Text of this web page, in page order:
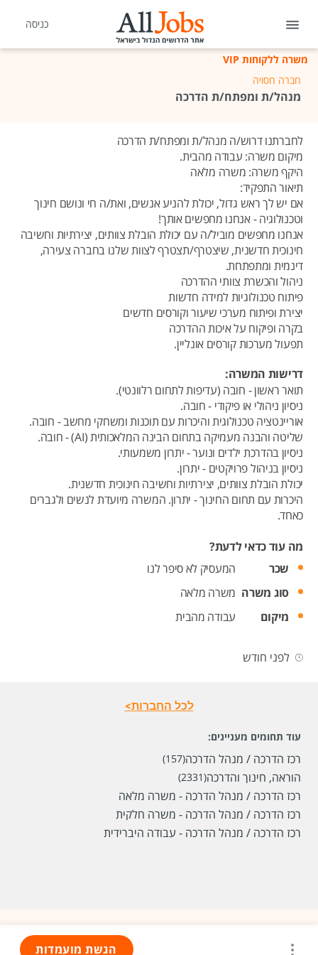
כניסה
משרה ללקוחות VIP
חברה חסויה
מנהל/ת ומפתח/ת הדרכה
לחברתנו דרוש/ה מנהל/ת ומפתח/ת הדרכה
מיקום משרה: עבודה מהבית.
היקף משרה: משרה מלאה
תיאור התפקיד:
אם יש לך ראש גדול, יכולת להניע אנשים, ואת/ה חי ונושם חינוך
וטכנולוגיה - אנחנו מחפשים אותך!
אנחנו מחפשים מוביל/ה עם יכולת הובלת צוותים, יצירתיות וחשיבה
חינוכית חדשנית, שיצטרף/תצטרף לצוות שלנו בחברה צעירה,
דינמית ומתפתחת.
ניהול והכשרת צוותי ההדרכה
פיתוח טכנולוגיות למידה חדשות
יצירת ופיתוח מערכי שיעור וקורסים חדשים
בקרה ופיקוח על איכות ההדרכה
תפעול מערכות קורסים אונליין.
דרישות המשרה:
תואר ראשון - חובה (עדיפות לתחום רלוונטי).
ניסיון ניהולי או פיקודי - חובה.
אוריינטציה טכנולוגית והיכרות עם תוכנות ומשחקי מחשב - חובה.
שליטה והבנה מעמיקה בתחום הבינה המלאכותית (AI) - חובה.
ניסיון בהדרכת ילדים ונוער - יתרון משמעותי.
ניסיון בניהול פרויקטים - יתרון.
יכולת הובלת צוותים, יצירתיות וחשיבה חינוכית חדשנית.
היכרות עם תחום החינוך - יתרון. המשרה מיועדת לנשים ולגברים
כאחד.
מה עוד כדאי לדעת?
שכר
המעסיק לא סיפר לנו
סוג משרה משרה מלאה
מיקום
עבודה מהבית
לפני חודש
לכל החברות>
עוד תחומים מעניינים:
רכז הדרכה / מנהל הדרכה(157)
הוראה, חינוך והדרכה(2331)
רכז הדרכה / מנהל הדרכה - משרה מלאה
רכז הדרכה / מנהל הדרכה - משרה חלקית
רכז הדרכה / מנהל הדרכה - עבודה היברידית
הגשת מועמדות